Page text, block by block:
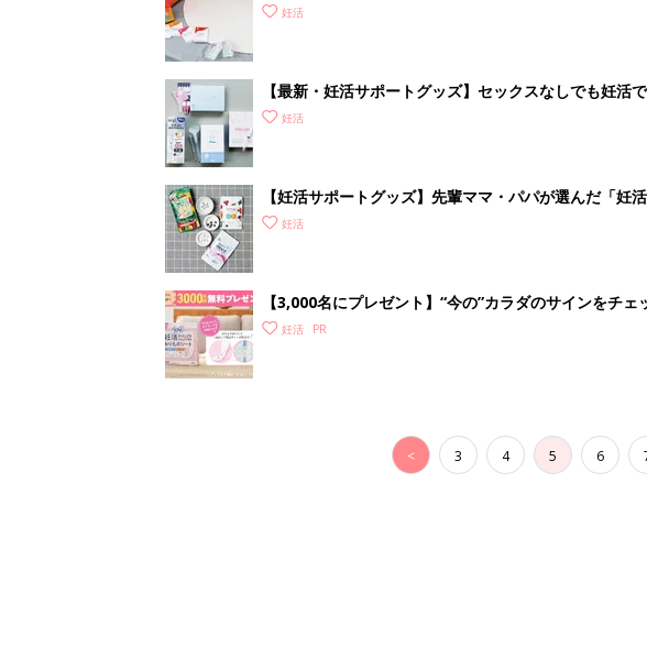
れな“ラブグッズ”を紹介
妊活
【最新・妊活サポートグッズ】セックスなしでも妊活
査が自宅でできる!? 驚きグッズ続々
妊活
【妊活サポートグッズ】先輩ママ・パパが選んだ「妊
グッズも
妊活
【3,000名にプレゼント】“今の”カラダのサインをチ
ムーズに予測
妊活
< 3 4 5 6